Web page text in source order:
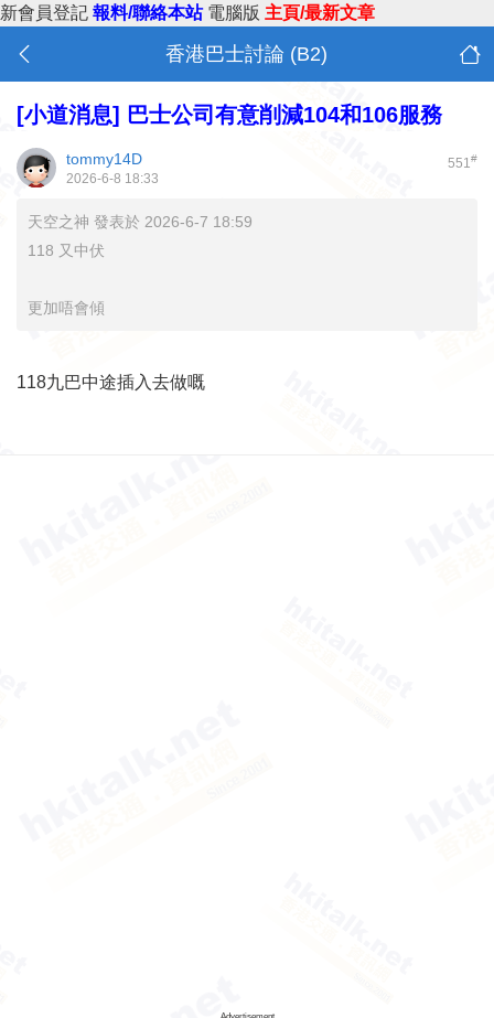
新會員登記 報料/聯絡本站 電腦版 主頁/最新文章
香港巴士討論 (B2)
[小道消息] 巴士公司有意削減104和106服務
551#
tommy14D
2026-6-8 18:33
天空之神 發表於 2026-6-7 18:59
118 又中伏
更加唔會傾
118九巴中途插入去做嘅